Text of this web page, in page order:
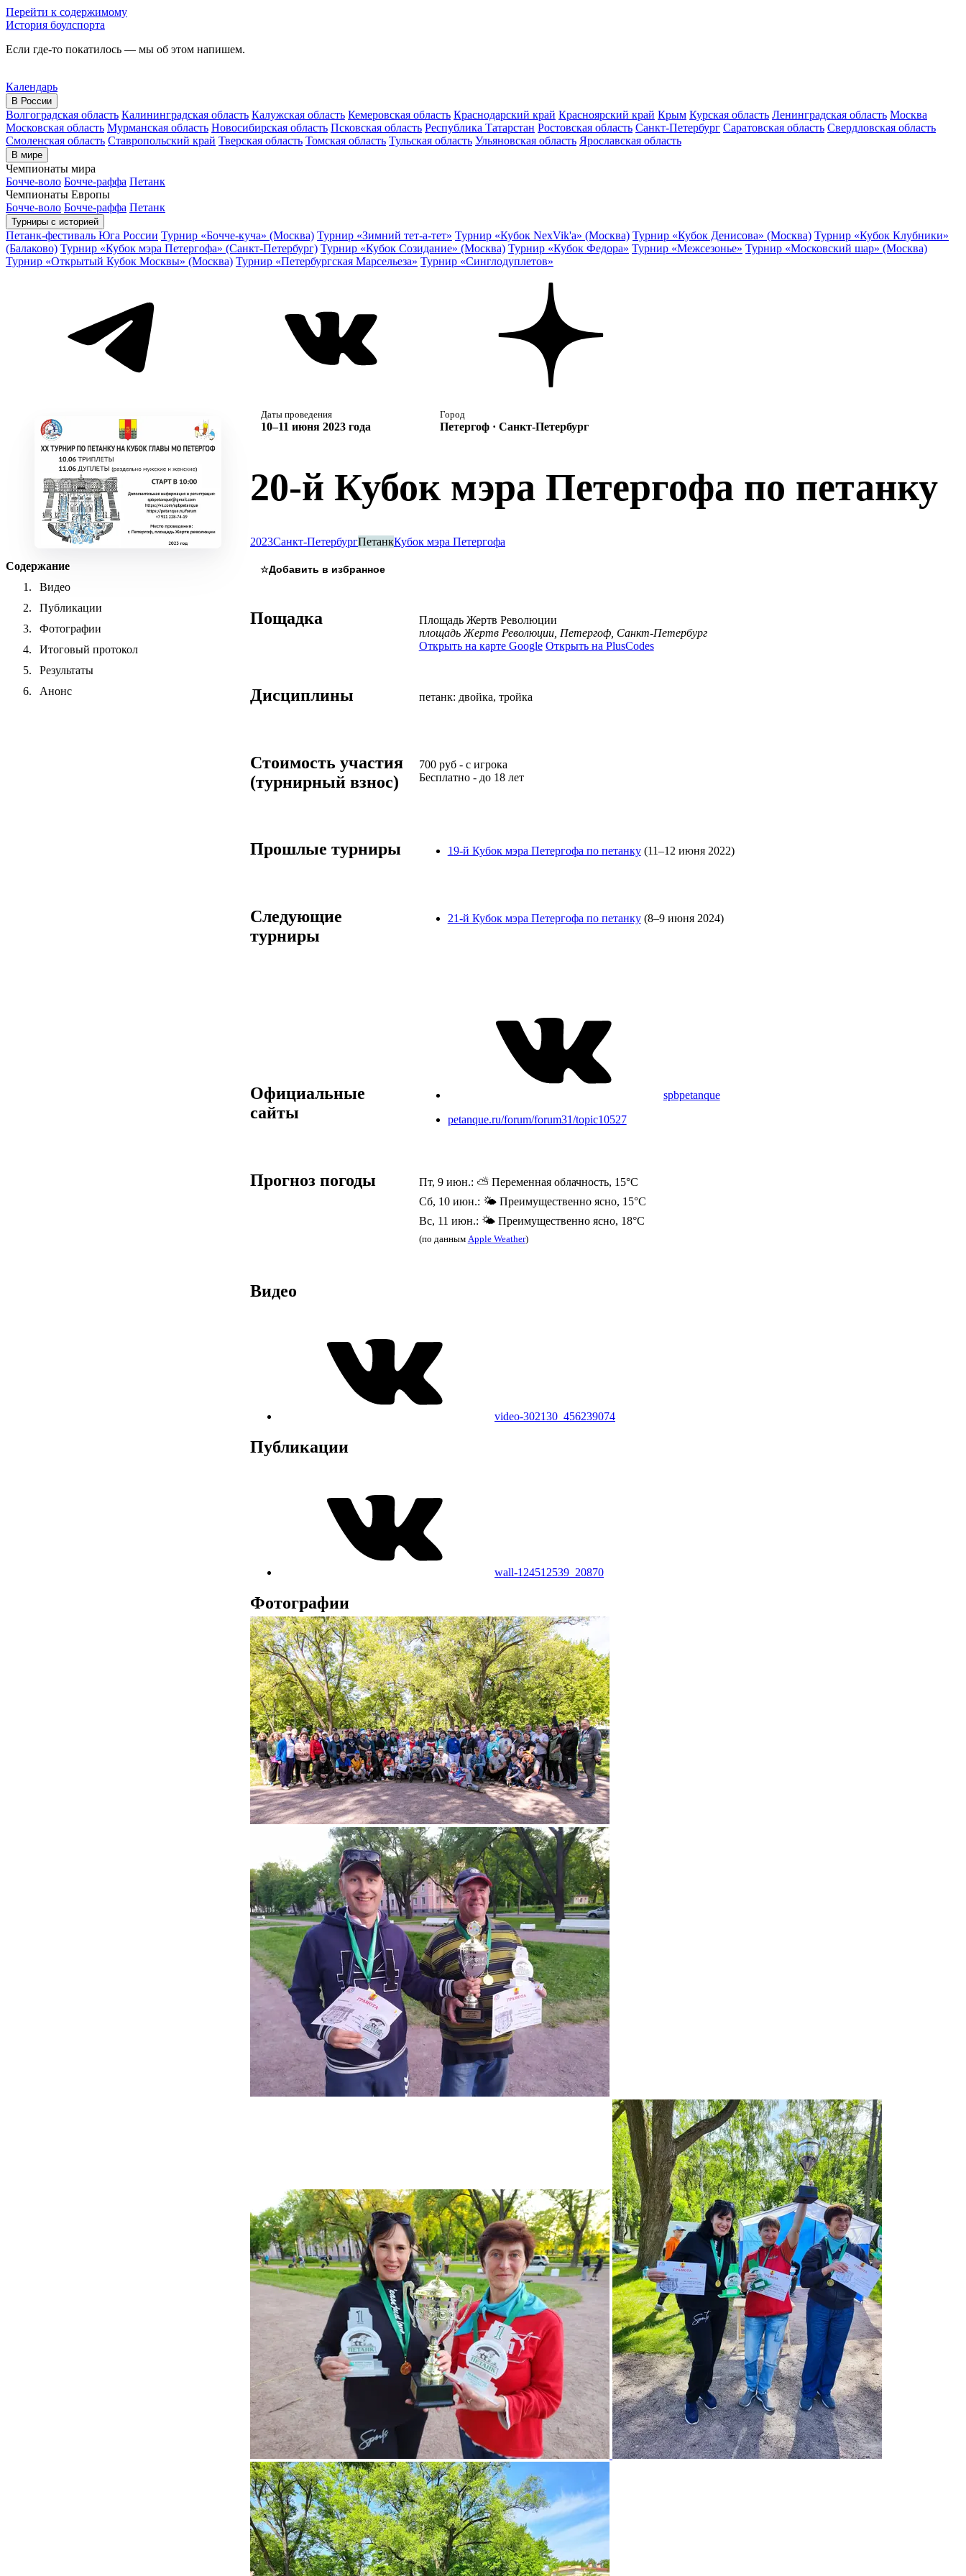
Перейти к содержимому
История боулспорта
Если где-то покатилось — мы об этом напишем.
Календарь
В России
Волгоградская область Калининградская область Калужская область Кемеровская область Краснодарский край Красноярский край Крым Курская область Ленинградская область Москва
Московская область Мурманская область Новосибирская область Псковская область Республика Татарстан Ростовская область Санкт-Петербург Саратовская область Свердловская область
Смоленская область Ставропольский край Тверская область Томская область Тульская область Ульяновская область Ярославская область
В мире
Чемпионаты мира
Бочче-воло Бочче-раффа Петанк
Чемпионаты Европы
Бочче-воло Бочче-раффа Петанк
Турниры с историей
Петанк-фестиваль Юга России Турнир «Бочче-куча» (Москва) Турнир «Зимний тет-а-тет» Турнир «Кубок NexVik'a» (Москва) Турнир «Кубок Денисова» (Москва) Турнир «Кубок Клубники»
(Балаково) Турнир «Кубок мэра Петергофа» (Санкт-Петербург) Турнир «Кубок Созидание» (Москва) Турнир «Кубок Федора» Турнир «Межсезонье» Турнир «Московский шар» (Москва)
Турнир «Открытый Кубок Москвы» (Москва) Турнир «Петербургская Марсельеза» Турнир «Синглодуплетов»
Содержание
Видео
Публикации
Фотографии
Итоговый протокол
Результаты
Анонс
Даты проведения
10–11 июня 2023 года
Город
Петергоф · Санкт-Петербург
20-й Кубок мэра Петергофа по петанку
2023Санкт-ПетербургПетанкКубок мэра Петергофа
☆
Пощадка
Площадь Жертв Революции
площадь Жертв Революции, Петергоф, Санкт-Петербург
Открыть на карте Google Открыть на PlusCodes
Дисциплины петанк: двойка, тройка
Стоимость участия
(турнирный взнос)
700 руб- с игрока
Бесплатно- до 18 лет
Прошлые турниры 19-й Кубок мэра Петергофа по петанку (11–12 июня 2022)
Следующие
турниры
21-й Кубок мэра Петергофа по петанку (8–9 июня 2024)
Официальные
сайты
spbpetanque
petanque.ru/forum/forum31/topic10527
Прогноз погоды
Пт, 9 июн.: ⛅ Переменная облачность, 15°C
Сб, 10 июн.: 🌤️ Преимущественно ясно, 15°C
Вс, 11 июн.: 🌤️ Преимущественно ясно, 18°C
(по данным Apple Weather)
Видео
video-302130_456239074
Публикации
wall-124512539_20870
Фотографии